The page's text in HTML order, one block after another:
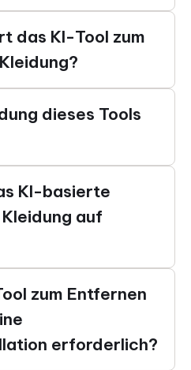
das KI-Tool zum
dieses Tools
KI-basierte
auf
zum Entfernen
erforderlich?